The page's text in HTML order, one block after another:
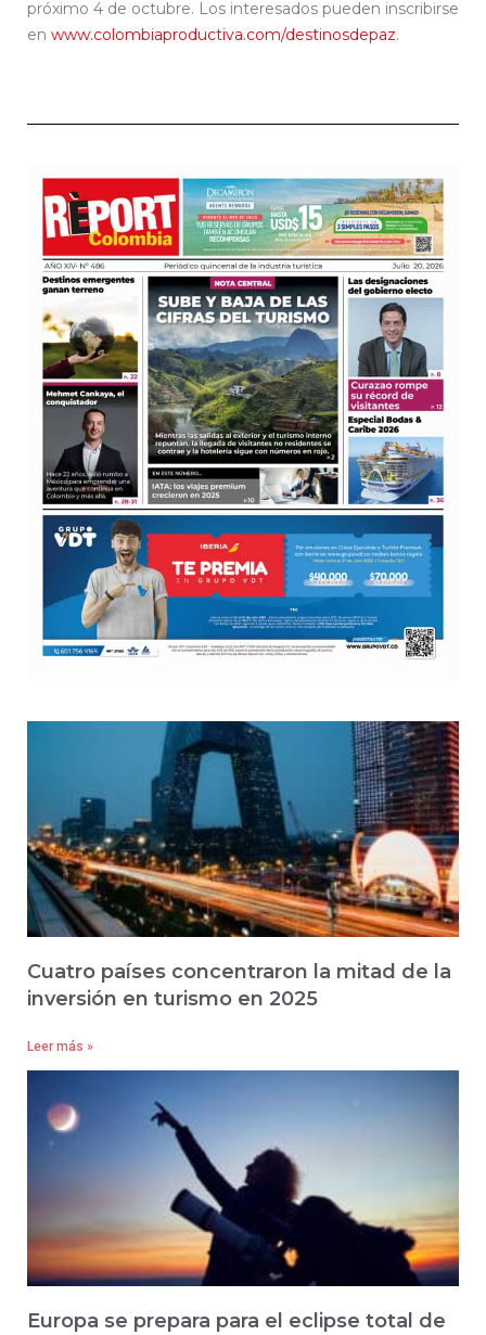
próximo 4 de octubre. Los interesados pueden inscribirse
en www.colombiaproductiva.com/destinosdepaz.
Cuatro países concentraron la mitad de la
inversión en turismo en 2025
Leer más »
Europa se prepara para el eclipse total de